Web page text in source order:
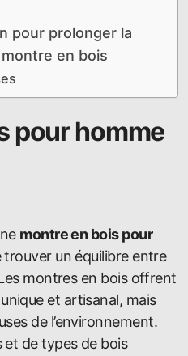
pour prolonger la
en bois
pour homme
montre en bois pour
trouver un équilibre entre
montres en bois offrent
et artisanal, mais
de l’environnement.
et de types de bois